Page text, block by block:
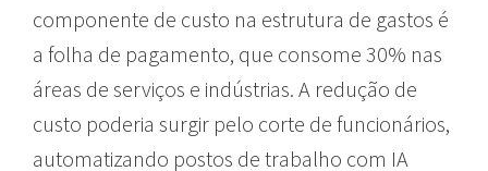
componente de custo na estrutura de gastos é
a folha de pagamento, que consome 30% nas
áreas de serviços e indústrias. A redução de
custo poderia surgir pelo corte de funcionários,
automatizando postos de trabalho com IA